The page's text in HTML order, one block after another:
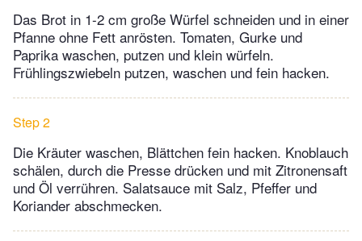
Das Brot in 1-2 cm große Würfel schneiden und in einer
Pfanne ohne Fett anrösten. Tomaten, Gurke und
Paprika waschen, putzen und klein würfeln.
Frühlingszwiebeln putzen, waschen und fein hacken.
Step 2
Die Kräuter waschen, Blättchen fein hacken. Knoblauch
schälen, durch die Presse drücken und mit Zitronensaft
und Öl verrühren. Salatsauce mit Salz, Pfeffer und
Koriander abschmecken.